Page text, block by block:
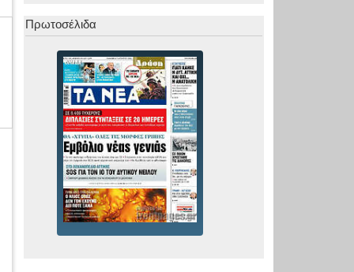
Πρωτοσέλιδα